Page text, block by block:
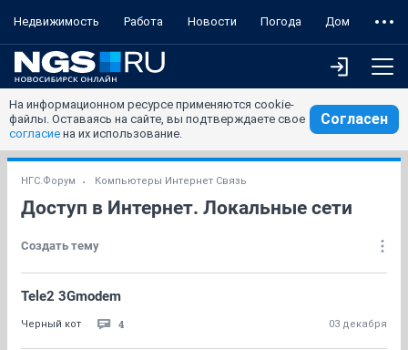
Недвижимость Работа Новости Погода Дом
На информационном ресурсе применяются cookie-
файлы. Оставаясь на сайте, вы подтверждаете свое
согласие на их использование.
Согласен
НГС.Форум Компьютеры Интернет Связь
Доступ в Интернет. Локальные сети
Создать тему
Tele2 3Gmodem
Черный кот 4 03 декабря